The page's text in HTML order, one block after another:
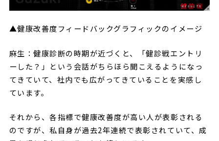
▲健康改善度フィードバックグラフィックのイメージ
麻生：健康診断の時期が近づくと、「健診戦エントリ
ーした？」という会話がちらほら聞こえるようになっ
てきていて、社内でも広がってきていることを実感し
ています。
それから、各指標で健康改善度が高い人が表彰される
のですが、私自身が過去2年連続で表彰されていて、成